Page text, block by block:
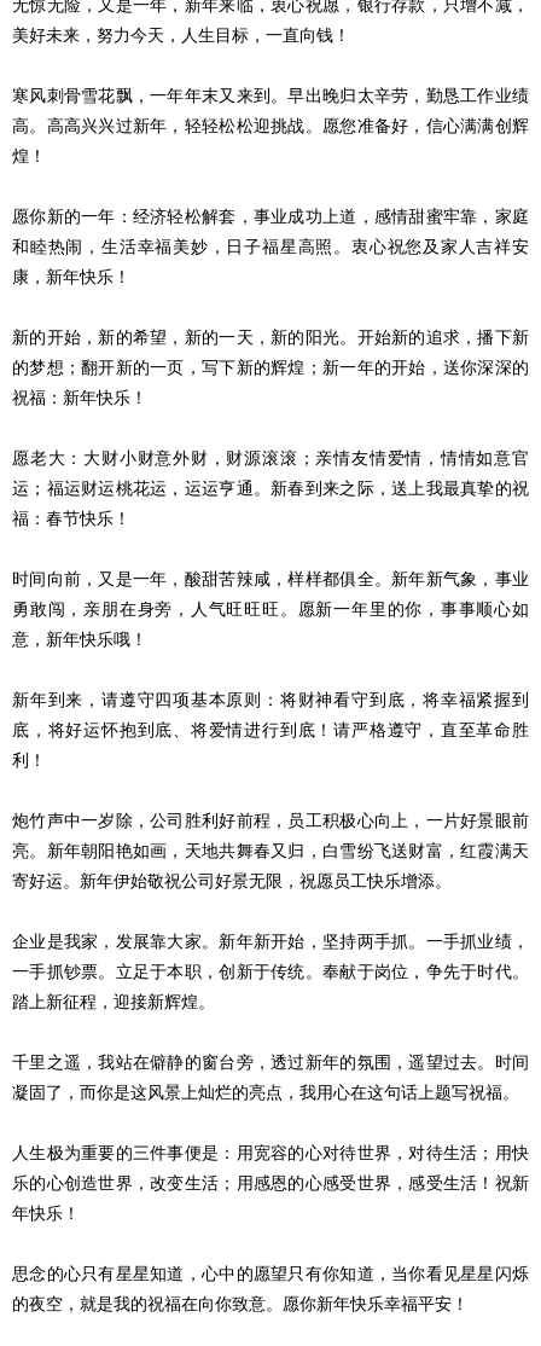
无惊无险，又是一年，新年来临，衷心祝愿，银行存款，只增不减，
美好未来，努力今天，人生目标，一直向钱！
寒风刺骨雪花飘，一年年末又来到。早出晚归太辛劳，勤恳工作业绩
高。高高兴兴过新年，轻轻松松迎挑战。愿您准备好，信心满满创辉
煌！
愿你新的一年：经济轻松解套，事业成功上道，感情甜蜜牢靠，家庭
和睦热闹，生活幸福美妙，日子福星高照。衷心祝您及家人吉祥安
康，新年快乐！
新的开始，新的希望，新的一天，新的阳光。开始新的追求，播下新
的梦想；翻开新的一页，写下新的辉煌；新一年的开始，送你深深的
祝福：新年快乐！
愿老大：大财小财意外财，财源滚滚；亲情友情爱情，情情如意官
运；福运财运桃花运，运运亨通。新春到来之际，送上我最真挚的祝
福：春节快乐！
时间向前，又是一年，酸甜苦辣咸，样样都俱全。新年新气象，事业
勇敢闯，亲朋在身旁，人气旺旺旺。愿新一年里的你，事事顺心如
意，新年快乐哦！
新年到来，请遵守四项基本原则：将财神看守到底，将幸福紧握到
底，将好运怀抱到底、将爱情进行到底！请严格遵守，直至革命胜
利！
炮竹声中一岁除，公司胜利好前程，员工积极心向上，一片好景眼前
亮。新年朝阳艳如画，天地共舞春又归，白雪纷飞送财富，红霞满天
寄好运。新年伊始敬祝公司好景无限，祝愿员工快乐增添。
企业是我家，发展靠大家。新年新开始，坚持两手抓。一手抓业绩，
一手抓钞票。立足于本职，创新于传统。奉献于岗位，争先于时代。
踏上新征程，迎接新辉煌。
千里之遥，我站在僻静的窗台旁，透过新年的氛围，遥望过去。时间
凝固了，而你是这风景上灿烂的亮点，我用心在这句话上题写祝福。
人生极为重要的三件事便是：用宽容的心对待世界，对待生活；用快
乐的心创造世界，改变生活；用感恩的心感受世界，感受生活！祝新
年快乐！
思念的心只有星星知道，心中的愿望只有你知道，当你看见星星闪烁
的夜空，就是我的祝福在向你致意。愿你新年快乐幸福平安！